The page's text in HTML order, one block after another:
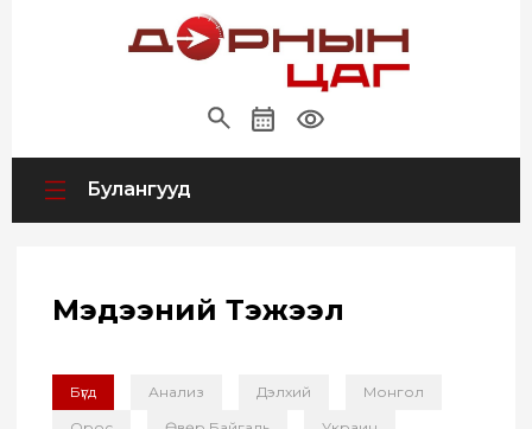
Булангууд
Мэдээний Тэжээл
Бүгд Анализ Дэлхий
Монгол